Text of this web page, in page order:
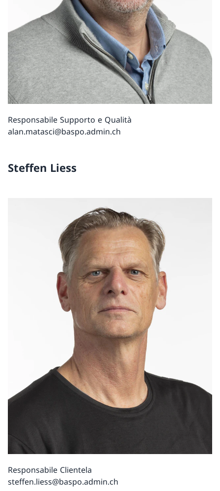
Responsabile Supporto e Qualità
alan.matasci@baspo.admin.ch
Steffen Liess
Responsabile Clientela
steffen.liess@baspo.admin.ch